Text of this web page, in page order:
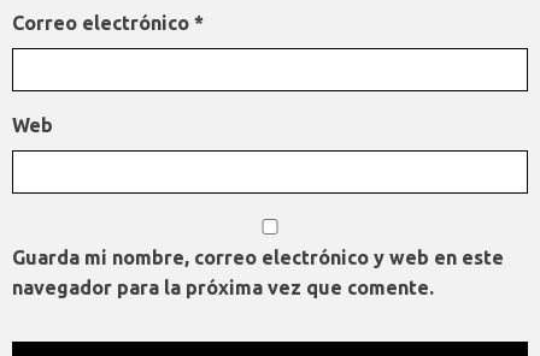
Correo electrónico *
Web
Guarda mi nombre, correo electrónico y web en este
navegador para la próxima vez que comente.